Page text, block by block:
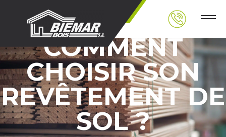
STRATIFIÉ :
COMMENT
CHOISIR SON
REVÊTEMENT DE
SOL ?